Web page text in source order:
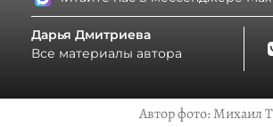
Дарья Дмитриева
Все материалы автора
Автор фото:Михаил